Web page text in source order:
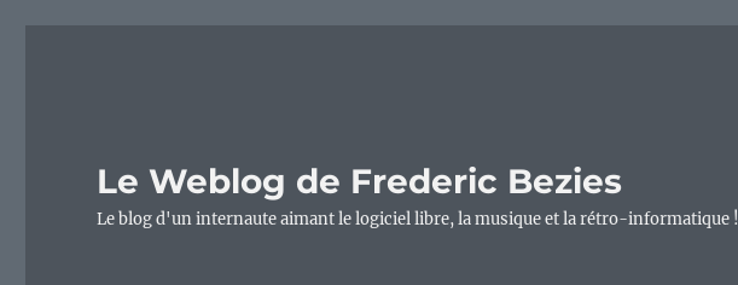
Le Weblog de Frederic Bezies
Le blog d'un internaute aimant le logiciel libre, la musique et la rétro-informatique !